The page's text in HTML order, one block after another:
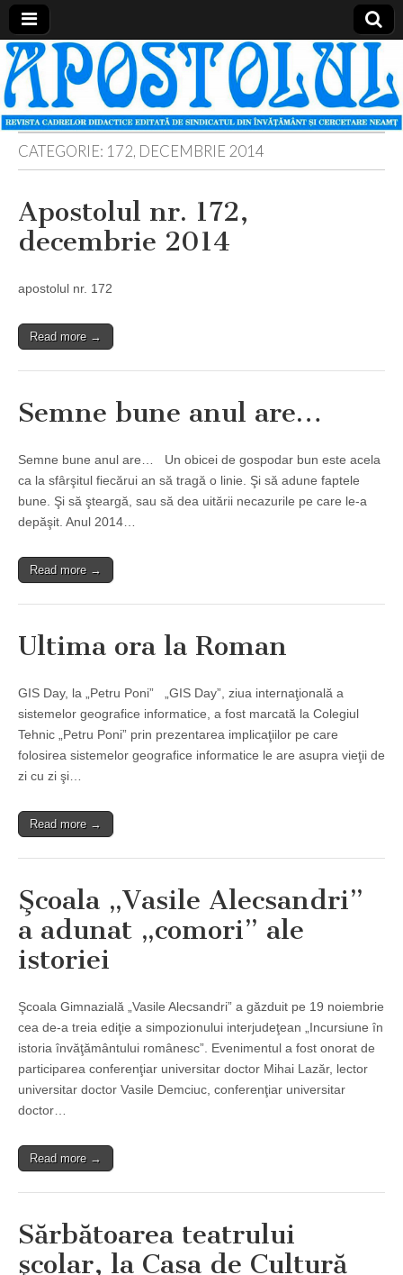
Apostolul
Revista
cadrelor
didactice
din
judetul
Neamt
CATEGORIE: 172, DECEMBRIE 2014
Apostolul nr. 172,
decembrie 2014
apostolul nr. 172
Read more →
Semne bune anul are…
Semne bune anul are… Un obicei de gospodar bun este acela
ca la sfârşitul fiecărui an să tragă o linie. Şi să adune faptele
bune. Şi să şteargă, sau să dea uitării necazurile pe care le-a
depăşit. Anul 2014…
Read more →
Ultima ora la Roman
GIS Day, la „Petru Poni” „GIS Day”, ziua internaţională a
sistemelor geografice informatice, a fost marcată la Colegiul
Tehnic „Petru Poni” prin prezentarea implicaţiilor pe care
folosirea sistemelor geografice informatice le are asupra vieţii de
zi cu zi şi…
Read more →
Şcoala „Vasile Alecsandri”
a adunat „comori” ale
istoriei
Şcoala Gimnazială „Vasile Alecsandri” a găzduit pe 19 noiembrie
cea de-a treia ediţie a simpozionului interjudeţean „Incursiune în
istoria învăţământului românesc”. Evenimentul a fost onorat de
participarea conferenţiar universitar doctor Mihai Lazăr, lector
universitar doctor Vasile Demciuc, conferenţiar universitar
doctor…
Read more →
Sărbătoarea teatrului
şcolar, la Casa de Cultură